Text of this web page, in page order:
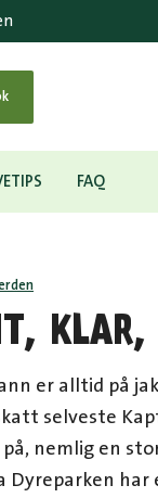
FAQ
KLAR,
er alltid på
selveste
nemlig en
Dyreparken har